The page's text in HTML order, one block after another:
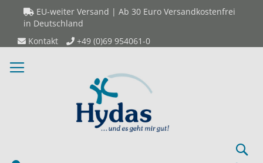
Direkt
zum
Inhalt
EU-weiter Versand | Ab 30 Euro Versandkostenfrei
in Deutschland
Kontakt
+49 (0)69 954061-0